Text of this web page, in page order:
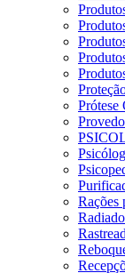
Prótese
Rações